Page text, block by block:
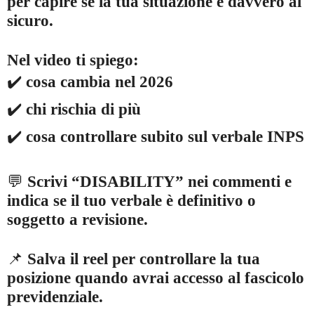
sicuro.
Nel video ti spiego:
✔️ cosa cambia nel 2026
✔️ chi rischia di più
✔️ cosa controllare subito sul verbale INPS
💬 Scrivi “DISABILITY” nei commenti e
indica se il tuo verbale è definitivo o
soggetto a revisione.
📌 Salva il reel per controllare la tua
posizione quando avrai accesso al fascicolo
previdenziale.